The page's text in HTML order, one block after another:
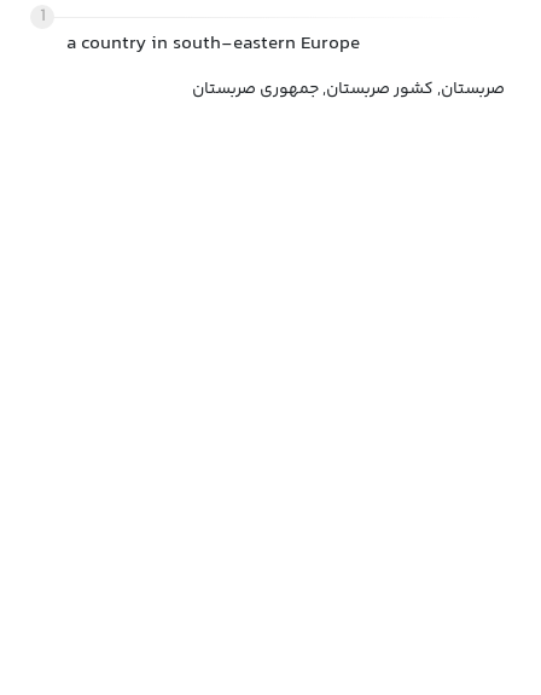
1
a country in south-eastern Europe
صربستان, کشور صربستان, جمهوری صربستان